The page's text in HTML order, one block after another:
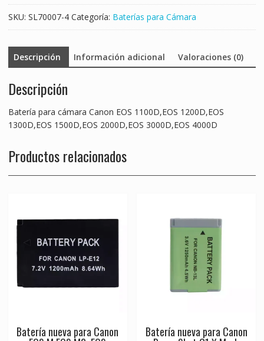
2000D,EOS
3000D,EOS
4000D
cantidad
SKU: SL70007-4 Categoría: Baterías para Cámara
Descripción Información adicional Valoraciones (0)
Descripción
Batería para cámara Canon EOS 1100D,EOS 1200D,EOS
1300D,EOS 1500D,EOS 2000D,EOS 3000D,EOS 4000D
Productos relacionados
Batería nueva para Canon Batería nueva para Canon